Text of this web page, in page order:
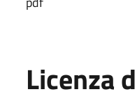
Licenza